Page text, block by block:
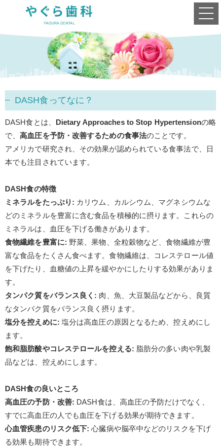
DASH食ってなに？
DASH食とは、 Dietary Approaches to Stop Hypertensionの略
で、高血圧を予防・改善するための食事法のことです。
アメリカで研究され、その効果が認められている食事法で、日
本でも注目されています。
DASH食の特徴
ミネラルをたっぷり : カリウム、カルシウム、マグネシウムな
どのミネラルを豊富に含む食品を積極的に摂ります。これらの
ミネラルは、血圧を下げる働きがあります。
食物繊維を豊富に: 野菜、果物、全粒穀物など、食物繊維が豊
富な食品をたくさん食べます。食物繊維は、コレステロール値
を下げたり、血糖値の上昇を緩やかにしたりする効果がありま
す。
タンパク質をバランス良く : 肉、魚、大豆製品などから、良質
なタンパク質をバランス良く摂ります。
塩分を控えめに: 塩分は高血圧の原因となるため、控えめにし
ます。
飽和脂肪酸やコレステロールを控える: 脂肪分の多い肉や乳製
品などは、控えめにします。
DASH食の良いところ
高血圧の予防・改善: DASH食は、高血圧の予防だけでなく、
すでに高血圧の人でも血圧を下げる効果が期待できます。
心血管疾患のリスク低下: 心臓病や脳卒中などのリスクを下げ
る効果も期待できます。